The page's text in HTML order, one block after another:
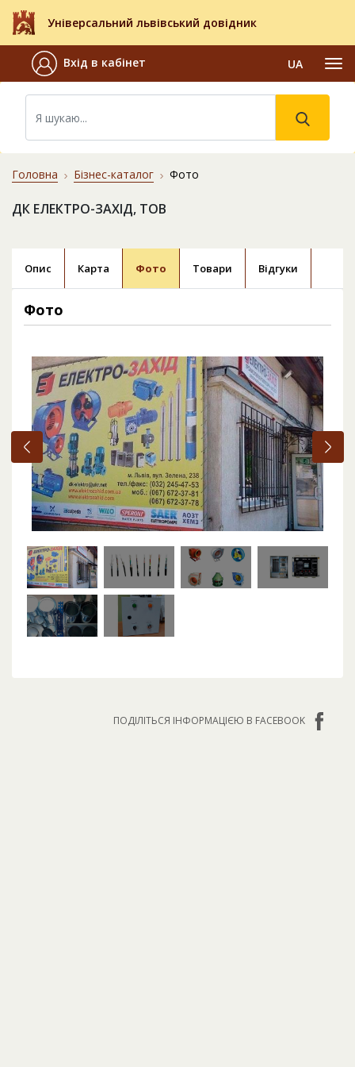
Універсальний львівський довідник
Вхід в кабінет UA
Головна Бізнес-каталог Фото
ДК ЕЛЕКТРО-ЗАХІД, ТОВ
Опис Карта Фото Товари Відгуки
Фото
ПОДІЛІТЬСЯ ІНФОРМАЦІЄЮ В FACEBOOK